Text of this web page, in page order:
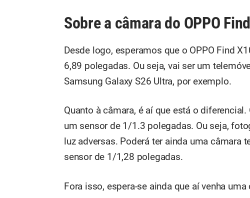
Sobre a câmara do OPPO
Desde logo, esperamos que o OPPO Find
6,89 polegadas. Ou seja, vai ser um
Samsung Galaxy S26 Ultra, por exemplo.
Quanto à câmara, é aí que está o
um sensor de 1/1.3 polegadas. Ou seja,
luz adversas. Poderá ter ainda uma
sensor de 1/1,28 polegadas.
Fora isso, espera-se ainda que aí venha